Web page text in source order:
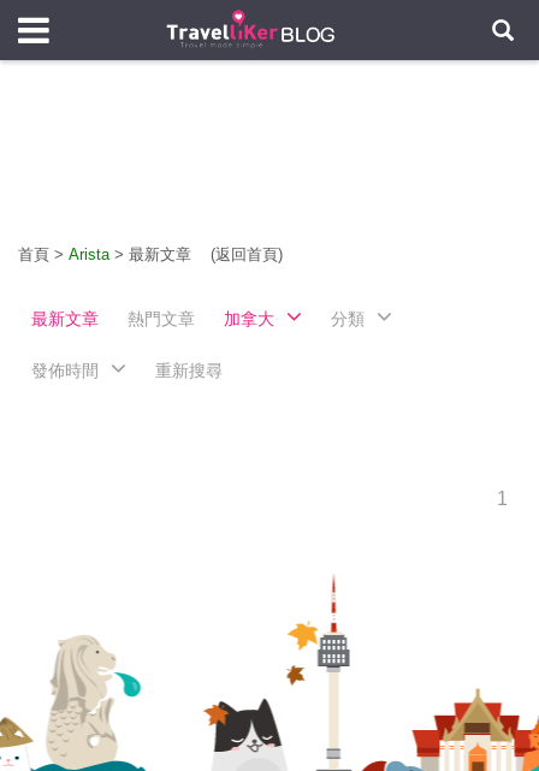
首頁 > Arista> 最新文章 (返回首頁)
最新文章 熱門文章 加拿大 分類
發佈時間 重新搜尋
1